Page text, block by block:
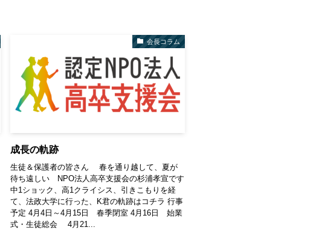
会長コラム
成長の軌跡
生徒＆保護者の皆さん 春を通り越して、夏が
待ち遠しい NPO法人高卒支援会の杉浦孝宣です
中1ショック、高1クライシス、引きこもりを経
て、法政大学に行った、K君の軌跡はコチラ 行事
予定 4月4日～4月15日 春季閉室 4月16日 始業
式・生徒総会 4月21...